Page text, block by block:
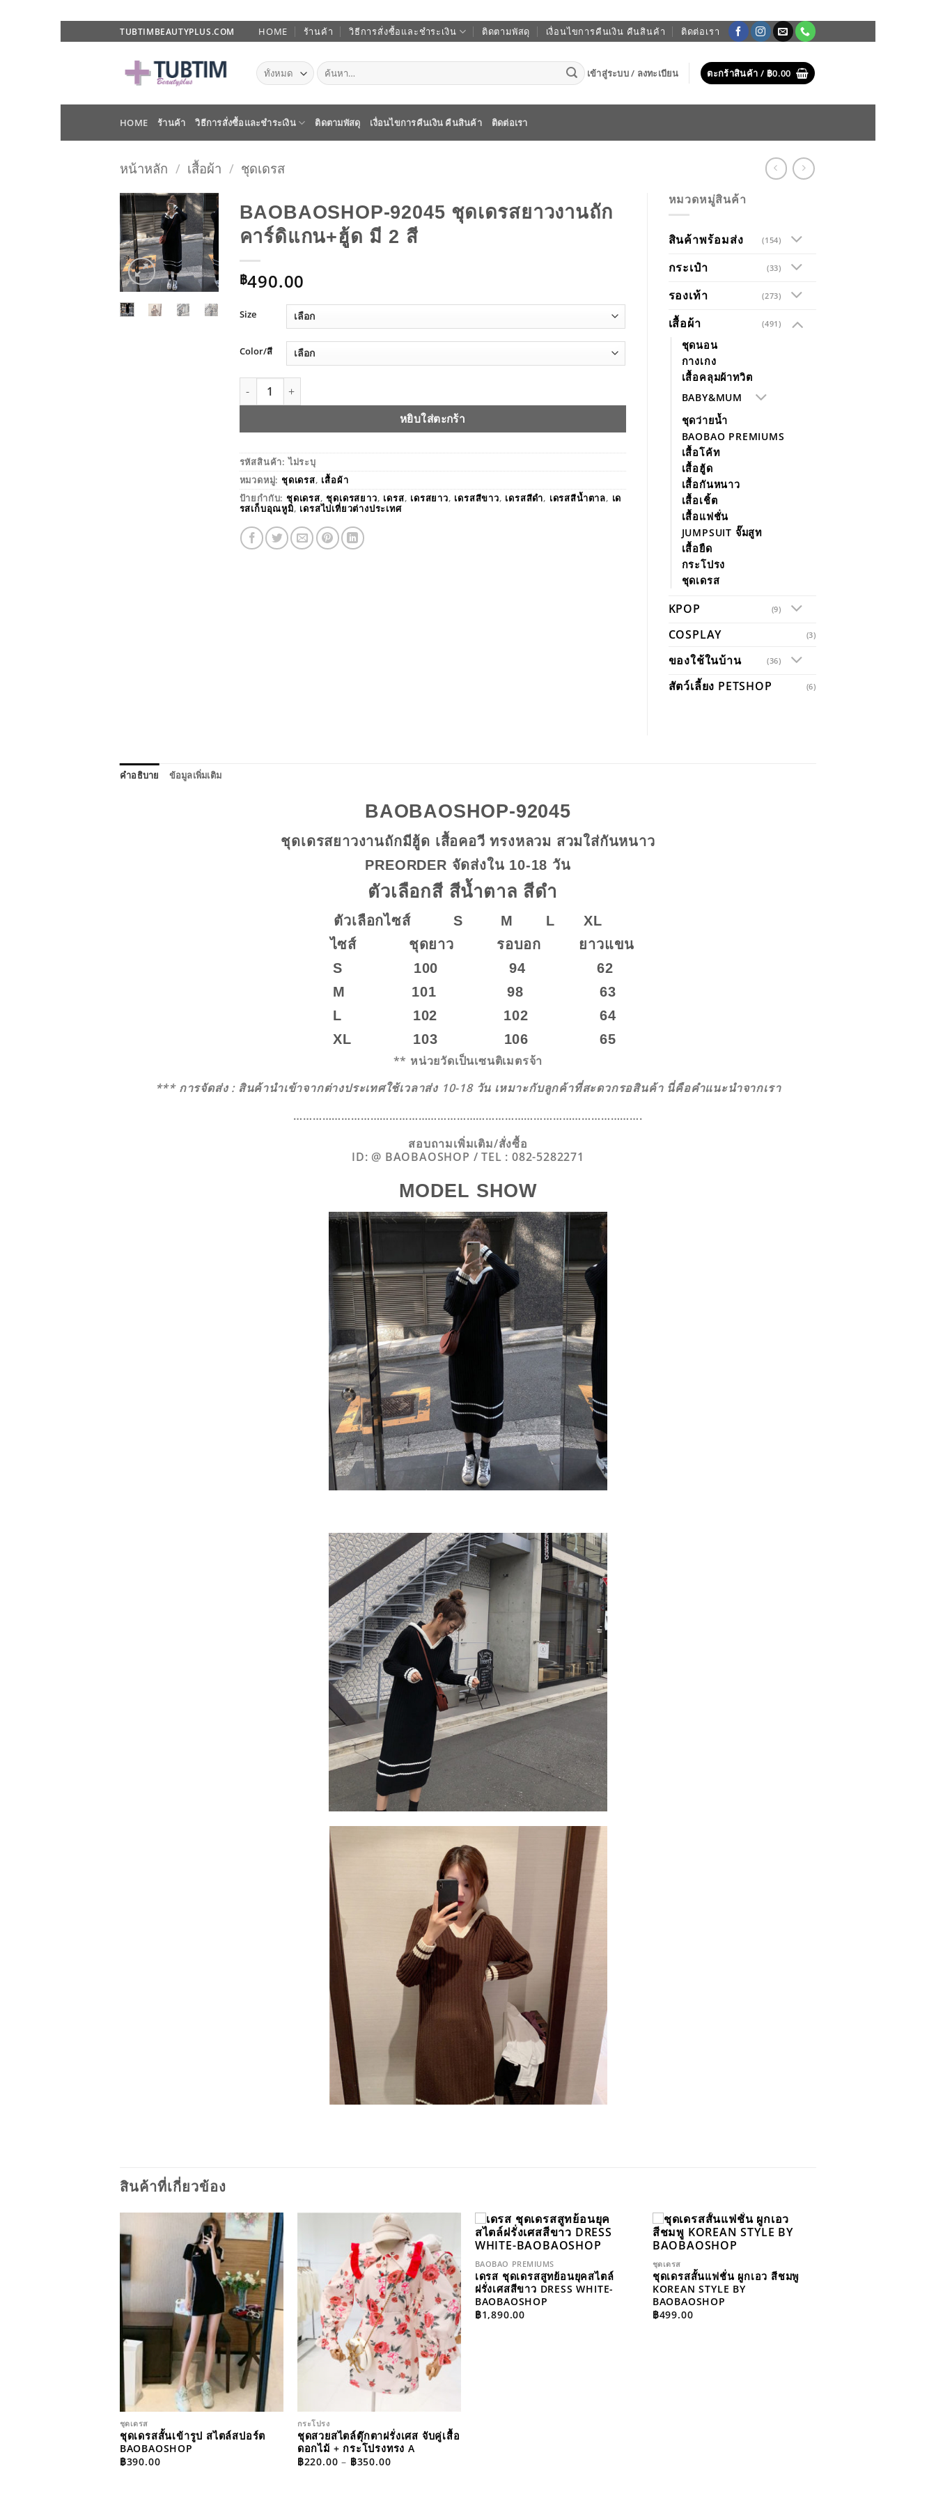
ไป
TUBTIMBEAUTYPLUS.COM HOME ร้านค้า วิธีการสั่งซื้อและชำระเงิน ติดตามพัสดุ เงื่อนไขการคืนเงิน คืนสินค้า ติดต่อเรา
ค้นหา:
เข้าสู่ระบบ / ลงทะเบียน ตะกร้าสินค้า / ฿0.00
HOME ร้านค้า วิธีการสั่งซื้อและชำระเงิน ติดตามพัสดุ เงื่อนไขการคืนเงิน คืนสินค้า ติดต่อเรา
หน้าหลัก / เสื้อผ้า / ชุดเดรส
ADD TO
WISHLIST
BAOBAOSHOP-92045 ชุดเดรสยาวงานถัก
คาร์ดิแกน+ฮู้ด มี 2 สี
฿490.00
Size
Color/สี
จำนวน BAOBAOSHOP-92045 ชุดเดรสยาวงานถักคาร์ดิแกน+ฮู้ด มี 2 สี ชิ้น
หยิบใส่ตะกร้า
รหัสสินค้า:ไม่ระบุ
หมวดหมู่:ชุดเดรส, เสื้อผ้า
ป้ายกำกับ:ชุดเดรส,ชุดเดรสยาว, เดรส, เดรสยาว, เดรสสีขาว, เดรสสีดำ, เดรสสีน้ำตาล, เด
รสเก็บอุณหูมิ, เดรสไปเที่ยวต่างประเทศ
หมวดหมู่สินค้า
สินค้าพร้อมส่ง (154)
กระเป๋า (33)
รองเท้า (273)
เสื้อผ้า (491)
ชุดนอน
กางเกง
เสื้อคลุมผ้าทวิต
BABY&MUM
ชุดว่ายน้ำ
BAOBAO PREMIUMS
เสื้อโค้ท
เสื้อฮู้ด
เสื้อกันหนาว
เสื้อเชิ้ต
เสื้อแฟชั่น
JUMPSUIT จั๊มสูท
เสื้อยืด
กระโปรง
ชุดเดรส
KPOP (9)
COSPLAY (3)
ของใช้ในบ้าน (36)
สัตว์เลี้ยง PETSHOP (6)
คำอธิบาย ข้อมูลเพิ่มเติม
BAOBAOSHOP-92045
ชุดเดรสยาวงานถักมีฮู้ด เสื้อคอวี ทรงหลวม สวมใส่กันหนาว
PREORDER จัดส่งใน 10-18 วัน
ตัวเลือกสี สีน้ำตาล สีดำ
ตัวเลือกไซส์ S M L XL
ไซส์ ชุดยาว รอบอก ยาวแขน
S 100 94 62
M 101 98 63
L 102 102 64
XL 103 106 65
** หน่วยวัดเป็นเซนติเมตรจ้า
*** การจัดส่ง : สินค้านำเข้าจากต่างประเทศใช้เวลาส่ง 10-18 วัน เหมาะกับลูกค้าที่สะดวกรอสินค้า นี่คือคำแนะนำจากเรา
……………………………………………………………………………………………….
สอบถามเพิ่มเติม/สั่งซื้อ
ID: @ BAOBAOSHOP / TEL : 082-5282271
MODEL SHOW
สินค้าที่เกี่ยวข้อง
ADD TO
WISHLIST
ชุดเดรส
ชุดเดรสสั้นเข้ารูป สไตล์สปอร์ต
BAOBAOSHOP
฿390.00
ADD TO
WISHLIST
กระโปรง
ชุดสวยสไตล์ตุ๊กตาฝรั่งเศส จับคู่เสื้อ
ดอกไม้ + กระโปรงทรง A
฿220.00 – ฿350.00PRICE
ADD TO
BAOBAO PREMIUMS
เดรส ชุดเดรสสูทย้อนยุคสไตล์
ฝรั่งเศสสีขาว DRESS WHITE-
BAOBAOSHOP
฿1,890.00
ชุดเดรส
ชุดเดรสสั้นแฟชั่น ผูกเอว สีชมพู
KOREAN STYLE BY
BAOBAOSHOP
฿499.00